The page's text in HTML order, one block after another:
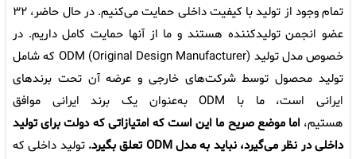
تمام وجود از تولید با کیفیت داخلی حمایت می‌کنیم. در حال حاضر، ۳۲
عضو انجمن تولیدکننده هستند و ما از آنها حمایت کامل داریم. در
خصوص مدل تولید ODM (Original Design Manufacturer) که شامل
تولید محصول توسط شرکت‌های خارجی و عرضه آن تحت برندهای
ایرانی است، ما با ODM به‌عنوان یک برند ایرانی موافق
هستیم، اما موضع صریح ما این است که امتیازاتی که دولت برای تولید
داخلی در نظر می‌گیرد، نباید به مدل ODM تعلق بگیرد.
تولید داخلی که